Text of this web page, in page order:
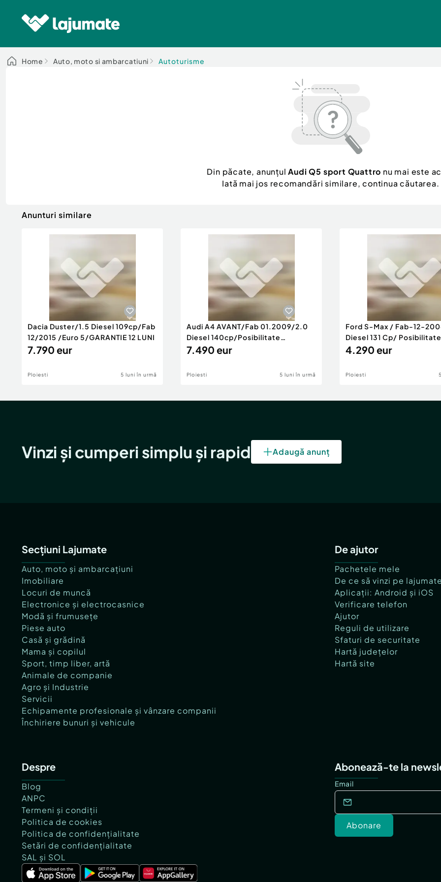
Home Auto, moto si ambarcatiuni Autoturisme
Din păcate, anunțulAudi Q5 sport Quattro nu mai este
Iată mai jos recomandări similare, continua căutarea.
Anunturi similare
Dacia Duster/1.5 Diesel 109cp/Fab
12/2015 /Euro 5/GARANTIE 12 LUNI
7.790 eur
Ploiesti 5 luni în urmă
Audi A4 AVANT/Fab 01.2009/2.0
Diesel 140cp/Posibilitate
Rate/GARANTIE
7.490 eur
Ploiesti 5 luni în urmă
Ford S-Max / Fab-12-
Diesel 131 Cp/
4.290 eur
Ploiesti
Vinzi și cumperi simplu și rapid Adaugă anunț
Secțiuni Lajumate
Auto, moto și ambarcațiuni
Imobiliare
Locuri de muncă
Electronice și electrocasnice
Modă și frumusețe
Piese auto
Casă și grădină
Mama și copilul
Sport, timp liber, artă
Animale de companie
Agro și Industrie
Servicii
Echipamente profesionale și vânzare companii
Închiriere bunuri și vehicule
De ajutor
Pachetele mele
De ce să vinzi pe
Aplicații: Android și iOS
Verificare telefon
Ajutor
Reguli de utilizare
Sfaturi de securitate
Hartă județelor
Hartă site
Despre
Blog
ANPC
Termeni și condiții
Politica de cookies
Politica de confidențialitate
Setări de confidențialitate
SAL și SOL
Abonează-te la
Email
Abonare